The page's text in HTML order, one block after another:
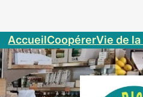
AccueilCoopérerVie de